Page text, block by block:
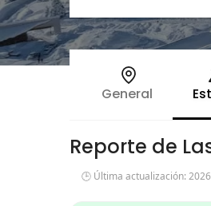
General
Reporte de
🕒 Última actualización: